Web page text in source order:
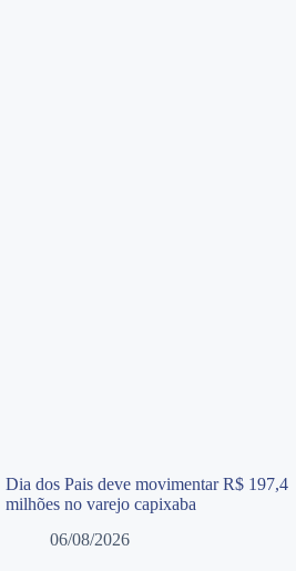
Dia dos Pais deve movimentar R$ 197,4
milhões no varejo capixaba
06/08/2026